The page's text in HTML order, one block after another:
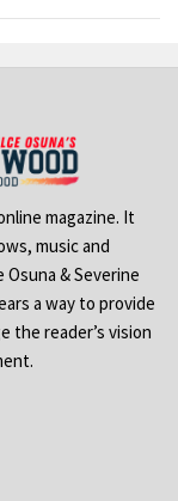
magazine. It
music and
& Severine
a way to provide
the reader’s vision